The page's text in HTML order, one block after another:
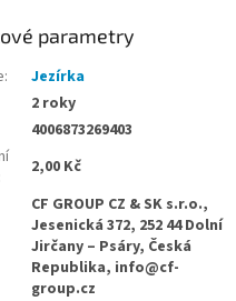
parametry
:
Jezírka
2 roky
4006873269403
2,00 Kč
CF GROUP CZ & SK s.r.o.,
Jesenická 372, 252 44 Dolní
Jirčany – Psáry, Česká
Republika, info@cf-
group.cz